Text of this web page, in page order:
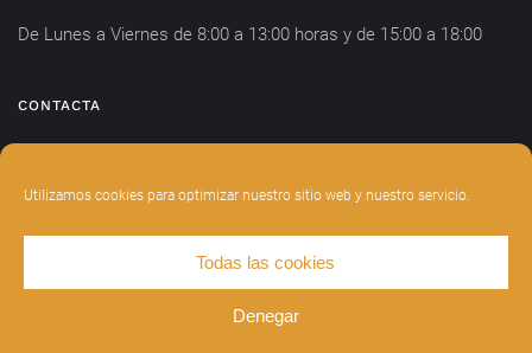
Utilizamos cookies para optimizar nuestro sitio web y nuestro servicio.
Todas las cookies
Denegar
De Lunes a Viernes de 8:00 a 13:00 horas y de 15:00 a 18:00
CONTACTA
POLÍTICA DE PRIVACIDAD